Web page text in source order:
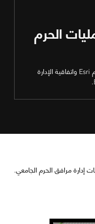
الحرم
استكشف قيمة اتفاقية مؤسسة تعليم Esri واتفاقية الإدارة
مرافق الحرم الجامعي.